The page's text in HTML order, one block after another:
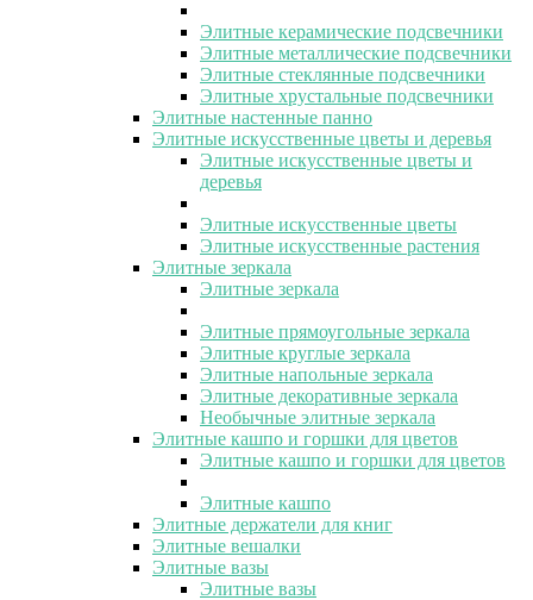
Элитные керамические подсвечники
Элитные металлические подсвечники
Элитные стеклянные подсвечники
Элитные хрустальные подсвечники
Элитные настенные панно
Элитные искусственные цветы и деревья
Элитные искусственные цветы и
деревья
Элитные искусственные цветы
Элитные искусственные растения
Элитные зеркала
Элитные зеркала
Элитные прямоугольные зеркала
Элитные круглые зеркала
Элитные напольные зеркала
Элитные декоративные зеркала
Необычные элитные зеркала
Элитные кашпо и горшки для цветов
Элитные кашпо и горшки для цветов
Элитные кашпо
Элитные держатели для книг
Элитные вешалки
Элитные вазы
Элитные вазы